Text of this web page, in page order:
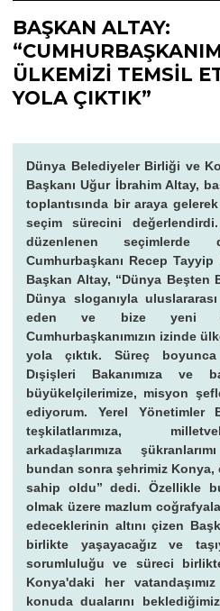
BAŞKAN ALTAY:
ÜLKEMİZİ TEMSİL
YOLA ÇIKTIK”
Dünya Belediyeler Birliği ve
Başkanı Uğur İbrahim Altay,
toplantısında bir araya
seçim sürecini
düzenlenen seçimlerde
Cumhurbaşkanı Recep
Başkan Altay, “Dünya Beşten
Dünya sloganıyla
eden ve bize yeni
Cumhurbaşkanımızın izinde
yola çıktık. Süreç
Dışişleri Bakanımıza ve
büyükelçilerimize, misyon
ediyorum. Yerel Yönetimler
teşkilatlarımıza,
arkadaşlarımıza
bundan sonra şehrimiz
sahip oldu” dedi. Özellikle
olmak üzere mazlum
edeceklerinin altını çizen
birlikte yaşayacağız ve
sorumluluğu ve süreci
Konya'daki her
konuda dualarını